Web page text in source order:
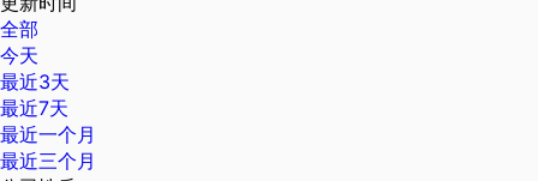
全部
今天
最近3天
最近7天
最近一个月
最近三个月